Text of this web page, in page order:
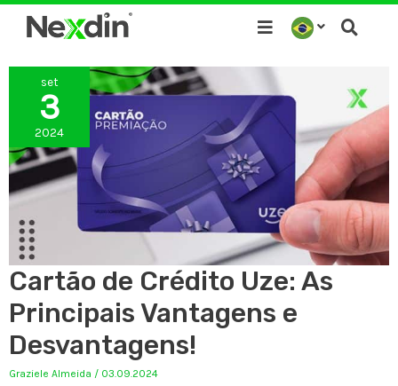
para
conteúdo
set
3
2024
Cartão de Crédito Uze: As
Principais Vantagens e
Desvantagens!
Graziele Almeida / 03.09.2024